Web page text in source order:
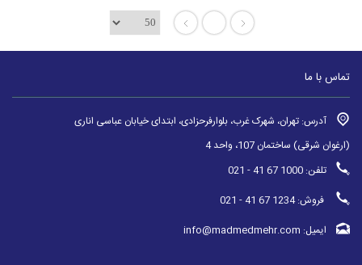
تماس با ما
آدرس: تهران، شهرک غرب، بلوارفرحزادی، ابتدای خیابان عباسی اناری
(ارغوان شرقی) ساختمان 107، واحد 4
تلفن: 1000 67 41 - 021
فروش: 1234 67 41 - 021
ایمیل: info@madmedmehr.com